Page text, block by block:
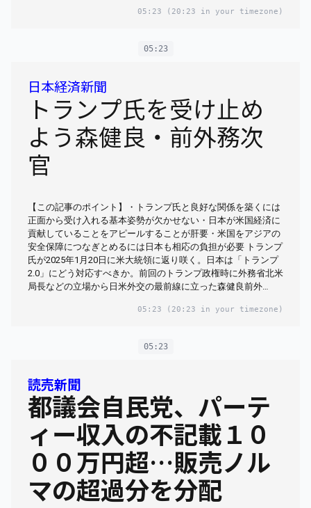
05:23 (20:23 in your timezone)
05:23
日本経済新聞
トランプ氏を受け止め
よう森健良・前外務次
官
【この記事のポイント】・トランプ氏と良好な関係を築くには
正面から受け入れる基本姿勢が欠かせない・日本が米国経済に
貢献していることをアピールすることが肝要・米国をアジアの
安全保障につなぎとめるには日本も相応の負担が必要 トランプ
氏が2025年1月20日に米大統領に返り咲く。日本は「トランプ
2.0」にどう対応すべきか。前回のトランプ政権時に外務省北米
局長などの立場から日米外交の最前線に立った森健良前外…
05:23 (20:23 in your timezone)
05:23
読売新聞
都議会自民党、パーテ
ィー収入の不記載１０
００万円超…販売ノル
マの超過分を分配